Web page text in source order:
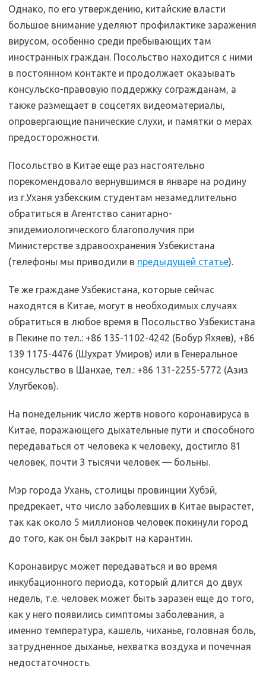
Однако, по его утверждению, китайские власти
большое внимание уделяют профилактике заражения
вирусом, особенно среди пребывающих там
иностранных граждан. Посольство находится с ними
в постоянном контакте и продолжает оказывать
консульско-правовую поддержку согражданам, а
также размещает в соцсетях видеоматериалы,
опровергающие панические слухи, и памятки о мерах
предосторожности.
Посольство в Китае еще раз настоятельно
порекомендовало вернувшимся в январе на родину
из г.Уханя узбекским студентам незамедлительно
обратиться в Агентство санитарно-
эпидемиологического благополучия при
Министерстве здравоохранения Узбекистана
(телефоны мы приводили в предыдущей статье).
Те же граждане Узбекистана, которые сейчас
находятся в Китае, могут в необходимых случаях
обратиться в любое время в Посольство Узбекистана
в Пекине по тел.: +86 135-1102-4242 (Бобур Яхяев), +86
139 1175-4476 (Шухрат Умиров) или в Генеральное
консульство в Шанхае, тел.: +86 131-2255-5772 (Азиз
Улугбеков).
На понедельник число жертв нового коронавируса в
Китае, поражающего дыхательные пути и способного
передаваться от человека к человеку, достигло 81
человек, почти 3 тысячи человек — больны.
Мэр города Ухань, столицы провинции Хубэй,
предрекает, что число заболевших в Китае вырастет,
так как около 5 миллионов человек покинули город
до того, как он был закрыт на карантин.
Коронавирус может передаваться и во время
инкубационного периода, который длится до двух
недель, т.е. человек может быть заразен еще до того,
как у него появились симптомы заболевания, а
именно температура, кашель, чиханье, головная боль,
затрудненное дыханье, нехватка воздуха и почечная
недостаточность.